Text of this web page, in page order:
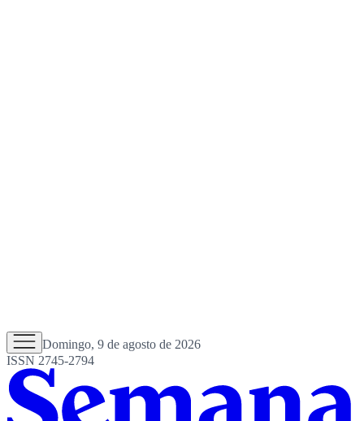
Domingo, 9 de agosto de 2026
ISSN 2745-2794